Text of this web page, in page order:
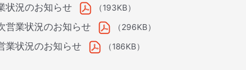
状況のお知らせ （193KB）
営業状況のお知らせ （296KB）
業状況のお知らせ （186KB）